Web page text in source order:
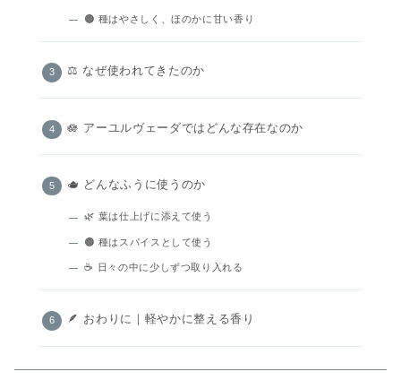
🟤 種はやさしく、ほのかに甘い香り
⚖️ なぜ使われてきたのか
🪷 アーユルヴェーダではどんな存在なのか
🫖 どんなふうに使うのか
🌿 葉は仕上げに添えて使う
🟤 種はスパイスとして使う
☕ 日々の中に少しずつ取り入れる
🪶 おわりに｜軽やかに整える香り